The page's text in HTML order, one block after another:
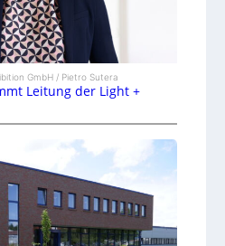
GmbH / Pietro Sutera
Leitung der Light +